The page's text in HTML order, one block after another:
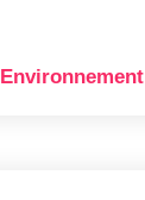
Environnement